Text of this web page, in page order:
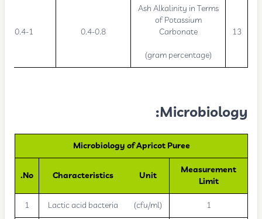
13
Ash Alkalinity in Terms
of Potassium
Carbonate
(gram percentage)
0.4-0.8
0.4-1
Microbiology:
Microbiology of Apricot Puree
Measurement
Limit
Unit
Characteristics
No.
1
(cfu/ml)
Lactic acid bacteria
1